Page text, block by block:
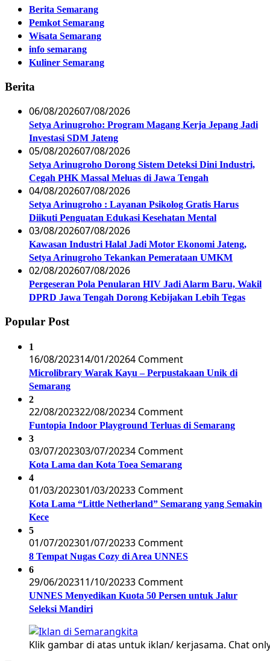
Berita Semarang
Pemkot Semarang
Wisata Semarang
info semarang
Kuliner Semarang
Berita
06/08/202607/08/2026
Setya Arinugroho: Program Magang Kerja Jepang Jadi
Investasi SDM Jateng
05/08/202607/08/2026
Setya Arinugroho Dorong Sistem Deteksi Dini Industri,
Cegah PHK Massal Meluas di Jawa Tengah
04/08/202607/08/2026
Setya Arinugroho : Layanan Psikolog Gratis Harus
Diikuti Penguatan Edukasi Kesehatan Mental
03/08/202607/08/2026
Kawasan Industri Halal Jadi Motor Ekonomi Jateng,
Setya Arinugroho Tekankan Pemerataan UMKM
02/08/202607/08/2026
Pergeseran Pola Penularan HIV Jadi Alarm Baru, Wakil
DPRD Jawa Tengah Dorong Kebijakan Lebih Tegas
Popular Post
1
16/08/202314/01/20264 Comment
Microlibrary Warak Kayu – Perpustakaan Unik di
Semarang
2
22/08/202322/08/20234 Comment
Funtopia Indoor Playground Terluas di Semarang
3
03/07/202303/07/20234 Comment
Kota Lama dan Kota Toea Semarang
4
01/03/202301/03/20233 Comment
Kota Lama “Little Netherland” Semarang yang Semakin
Kece
5
01/07/202301/07/20233 Comment
8 Tempat Nugas Cozy di Area UNNES
6
29/06/202311/10/20233 Comment
UNNES Menyedikan Kuota 50 Persen untuk Jalur
Seleksi Mandiri
Klik gambar di atas untuk iklan/ kerjasama. Chat